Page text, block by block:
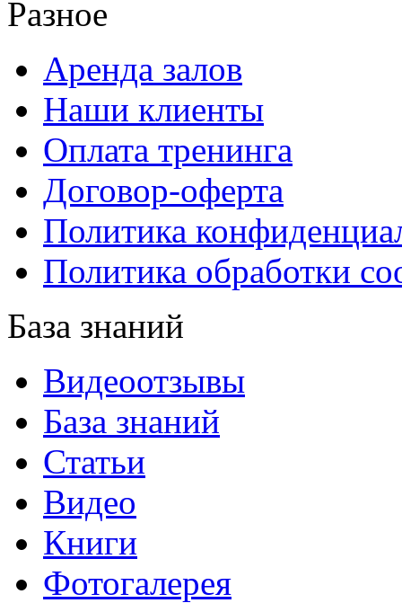
Разное
Аренда залов
Наши клиенты
Оплата тренинга
Договор-оферта
Политика
Политика обработки
База знаний
Видеоотзывы
База знаний
Статьи
Видео
Книги
Фотогалерея